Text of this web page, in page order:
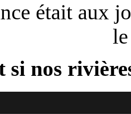
était aux
si nos